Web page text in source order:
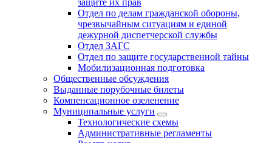
защите их прав
Отдел по делам гражданской обороны,
чрезвычайным ситуациям и единой
дежурной диспетчерской службы
Отдел ЗАГС
Отдел по защите государственной тайны
Мобилизационная подготовка
Общественные обсуждения
Выданные порубочные билеты
Компенсационное озеленение
Муниципальные услуги
Технологические схемы
Административные регламенты